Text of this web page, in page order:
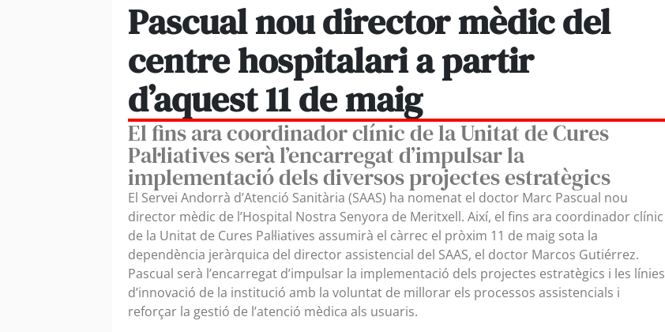
Pascual nou director mèdic del
centre hospitalari a partir
d’aquest 11 de maig
El fins ara coordinador clínic de la Unitat de Cures
Pal·liatives serà l’encarregat d’impulsar la
implementació dels diversos projectes estratègics
El Servei Andorrà d’Atenció Sanitària (SAAS) ha nomenat el doctor Marc Pascual nou
director mèdic de l’Hospital Nostra Senyora de Meritxell. Així, el fins ara coordinador clínic
de la Unitat de Cures Pal·liatives assumirà el càrrec el pròxim 11 de maig sota la
dependència jeràrquica del director assistencial del SAAS, el doctor Marcos Gutiérrez.
Pascual serà l’encarregat d’impulsar la implementació dels projectes estratègics i les línies
d’innovació de la institució amb la voluntat de millorar els processos assistencials i
reforçar la gestió de l’atenció mèdica als usuaris.